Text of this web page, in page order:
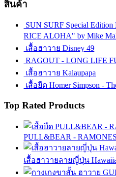
สินค้า
SUN SURF Special
RICE ALOHA" by Mike
เสื้อฮาวาย Disney 49
RAGOUT - LONG LIFE
เสื้อฮาวาย Kalaupapa
เสื้อยืด Homer Simpson -
Top Rated Products
PULL&BEAR - RAMONES
เสื้อฮาวายลายญี่ปุ่น